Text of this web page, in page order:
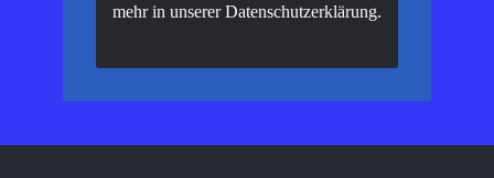
mehr in unsererDatenschutzerklärung.